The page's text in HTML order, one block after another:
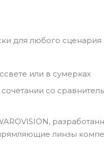
для любого
или в сумерках
со
линзы